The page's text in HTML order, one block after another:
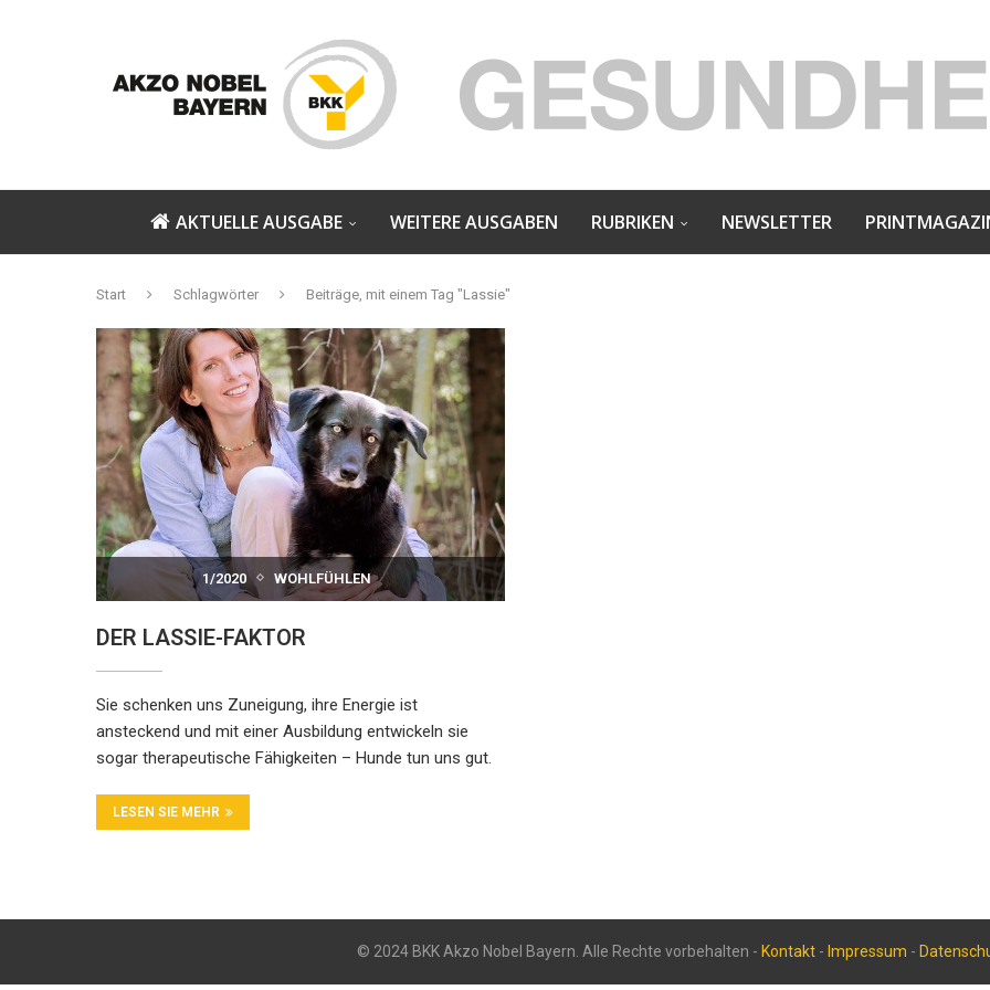
AKTUELLE AUSGABE WEITERE AUSGABEN RUBRIKEN NEWSLETTER
Start Schlagwörter Beiträge, mit einem Tag "Lassie"
1/2020 WOHLFÜHLEN
DER LASSIE-FAKTOR
Sie schenken uns Zuneigung, ihre Energie ist
ansteckend und mit einer Ausbildung entwickeln sie
sogar therapeutische Fähigkeiten – Hunde tun uns gut.
LESEN SIE MEHR
© 2024 BKK Akzo Nobel Bayern. Alle Rechte vorbehalten - Kontakt - Impressum -